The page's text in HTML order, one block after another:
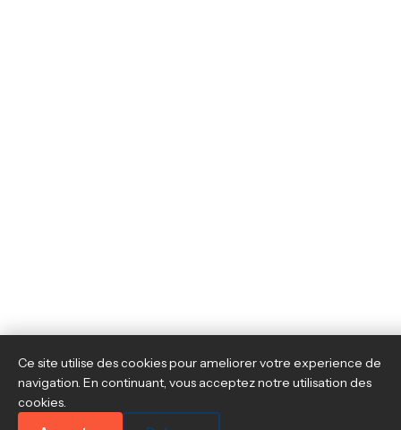
Ce site utilise des cookies pour ameliorer votre experience de
navigation. En continuant, vous acceptez notre utilisation des
cookies.